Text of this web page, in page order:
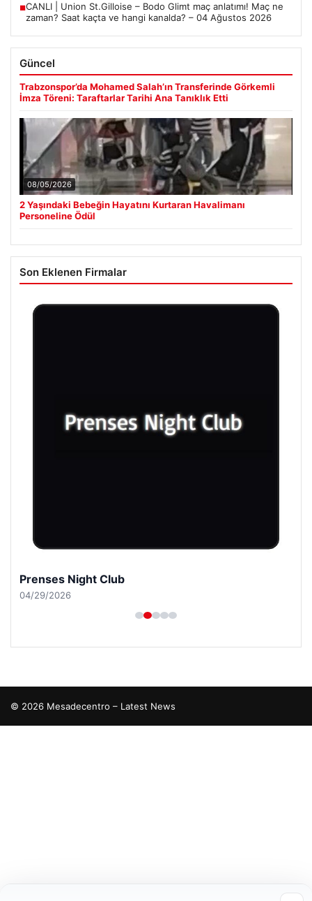
■CANLI | Union St.Gilloise – Bodo Glimt maç anlatımı! Maç ne
zaman? Saat kaçta ve hangi kanalda? – 04 Ağustos 2026
Güncel
Trabzonspor’da Mohamed Salah’ın Transferinde Görkemli
İmza Töreni: Taraftarlar Tarihi Ana Tanıklık Etti
08/05/2026
2 Yaşındaki Bebeğin Hayatını Kurtaran Havalimanı
Personeline Ödül
Son Eklenen Firmalar
Prenses Night Club
04/29/2026
© 2026 Mesadecentro – Latest News